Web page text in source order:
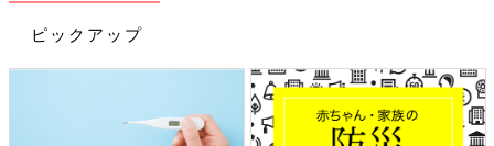
https://lin.ee/ztZp2wv
https://www.instagram.com/kaori_hosoki_official/
■六星占術の活用方法などをYouTube「細木かおりチャンネル」
ピックアップ